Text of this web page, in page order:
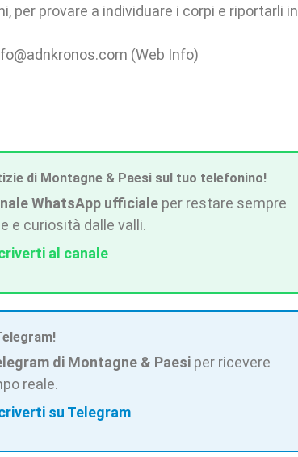
per provare a individuare i corpi e riportarli in
(Web Info)
di Montagne & Paesi sul tuo telefonino!
WhatsApp ufficiale per restare sempre
e curiosità dalle valli.
al canale
di Montagne & Paesi per ricevere
reale.
su Telegram